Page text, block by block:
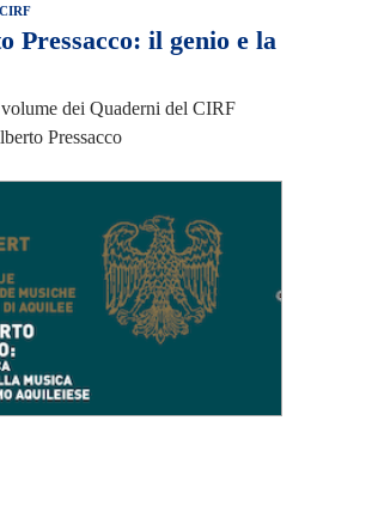
Pressacco: il genio e la
dei Quaderni del CIRF
Pressacco